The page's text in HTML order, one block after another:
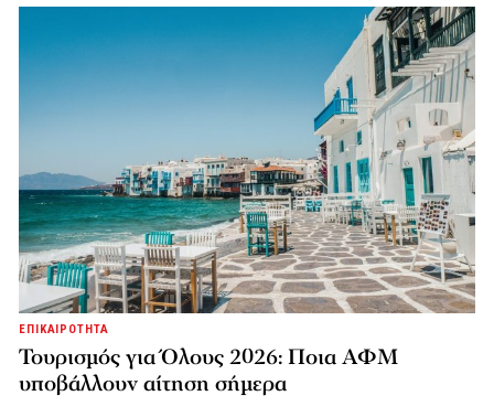
ΕΠΙΚΑΙΡΟΤΗΤΑ
Τουρισμός για Όλους 2026: Ποια ΑΦΜ
υποβάλλουν αίτηση σήμερα